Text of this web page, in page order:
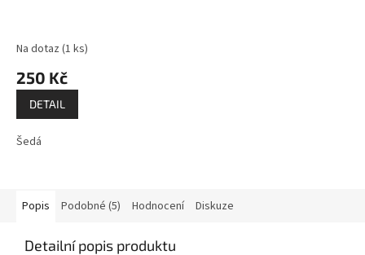
Na dotaz (1 ks)
250 Kč
DETAIL
Šedá
Popis Podobné (5) Hodnocení Diskuze
Detailní popis produktu